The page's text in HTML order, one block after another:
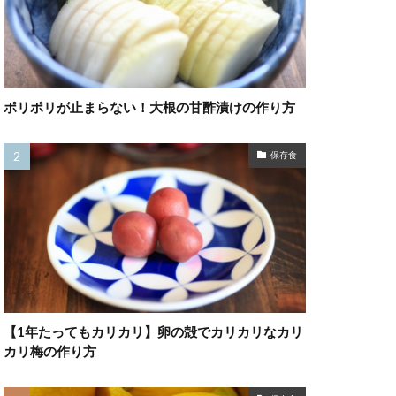
ポリポリが止まらない！大根の甘酢漬けの作り方
保存食
【1年たってもカリカリ】卵の殻でカリカリなカリ
カリ梅の作り方